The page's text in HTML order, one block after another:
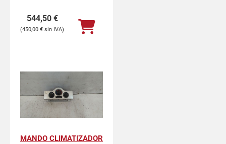
544,50 €
450,00 €
MANDO CLIMATIZADOR